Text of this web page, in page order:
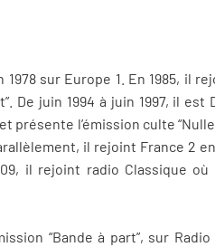
sur Europe 1. En 1985, il
De juin 1994 à juin 1997, il
présente l’émission culte
il rejoint France 2
il rejoint radio Classique où
“Bande à part”, sur